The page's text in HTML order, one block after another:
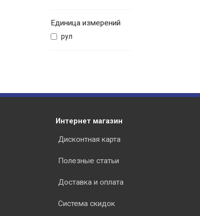
Единица измерений
рул
Интернет магазин
Дисконтная карта
Полезные статьи
Доставка и оплата
Система скидок